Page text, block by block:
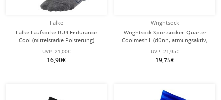
Falke
Falke Laufsocke RU4 Endurance
Cool (mittelstarke Polsterung)
dunkelblau Herren - 1 Paar
UVP: 21,00€
16,90€
Wrightsock
Wrightsock Sportsocken Quarter
Coolmesh II (dünn, atmungsaktiv,
bequem) royalblau - 1 Paar
UVP: 21,95€
19,75€